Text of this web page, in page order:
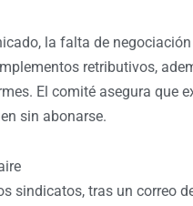
la falta de
retributivos,
El comité asegura que
sin abonarse.
sindicatos, tras un correo